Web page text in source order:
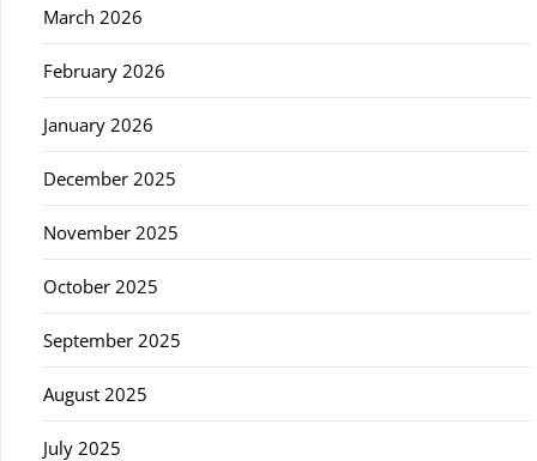
March 2026
February 2026
January 2026
December 2025
November 2025
October 2025
September 2025
August 2025
July 2025